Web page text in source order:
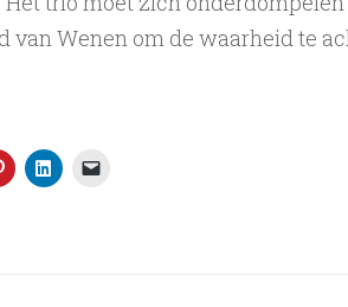
van Wenen om de waarheid te